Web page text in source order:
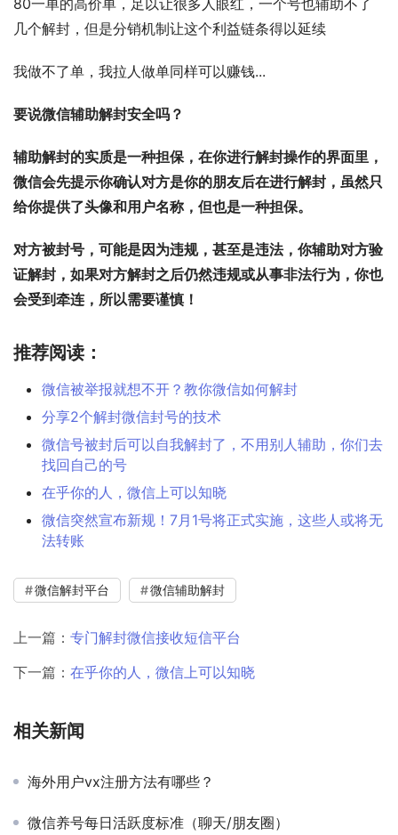
几个解封，但是分销机制让这个利益链条得以延续
我做不了单，我拉人做单同样可以赚钱...
要说微信辅助解封安全吗？
辅助解封的实质是一种担保，在你进行解封操作的界面里，
微信会先提示你确认对方是你的朋友后在进行解封，虽然只
给你提供了头像和用户名称，但也是一种担保。
对方被封号，可能是因为违规，甚至是违法，你辅助对方验
证解封，如果对方解封之后仍然违规或从事非法行为，你也
会受到牵连，所以需要谨慎！
推荐阅读：
微信被举报就想不开？教你微信如何解封
分享2个解封微信封号的技术
微信号被封后可以自我解封了，不用别人辅助，你们去
找回自己的号
在乎你的人，微信上可以知晓
微信突然宣布新规！7月1号将正式实施，这些人或将无
法转账
微信解封平台 微信辅助解封
上一篇： 专门解封微信接收短信平台
下一篇： 在乎你的人，微信上可以知晓
相关新闻
海外用户vx注册方法有哪些？
微信养号每日活跃度标准（聊天/朋友圈）